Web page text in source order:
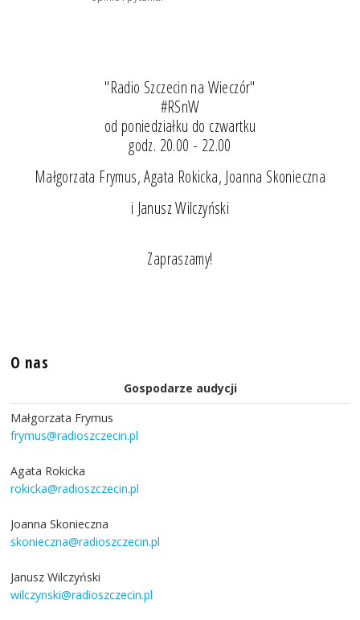
"Radio Szczecin na Wieczór"
#RSnW
od poniedziałku do czwartku
godz. 20.00 - 22.00
Małgorzata Frymus, Agata Rokicka, Joanna Skonieczna
i Janusz Wilczyński
Zapraszamy!
O nas
Gospodarze audycji
Małgorzata Frymus
frymus@radioszczecin.pl
Agata Rokicka
rokicka@radioszczecin.pl
Joanna Skonieczna
skonieczna@radioszczecin.pl
Janusz Wilczyński
wilczynski@radioszczecin.pl